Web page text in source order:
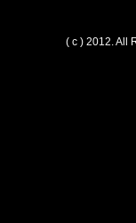
( c ) 2012. All